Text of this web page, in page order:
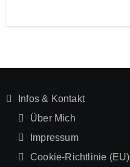
Infos & Kontakt
Über Mich
Impressum
Cookie-Richtlinie (EU)